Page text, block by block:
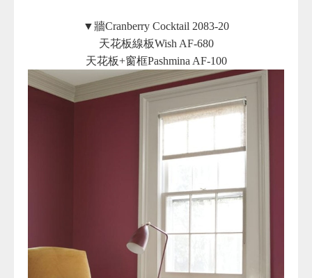
▼牆Cranberry Cocktail 2083-20
天花板線板Wish AF-680
天花板+窗框Pashmina AF-100